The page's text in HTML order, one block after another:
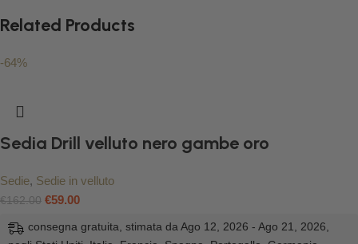
Related Products
-64%
Sedia Drill velluto nero gambe oro
Sedie, Sedie in velluto
€162.00 €59.00
consegna gratuita, stimata da Ago 12, 2026 - Ago 21, 2026,